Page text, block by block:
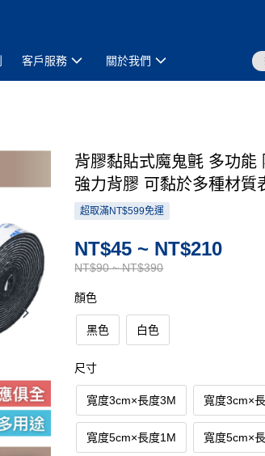
客戶服務 關於我們
背膠黏貼式魔鬼氈 多功能
強力背膠 可黏於多種材質
超取滿NT$599免運
NT$90 ~ NT$390
NT$45 ~ NT$210
顏色
黑色 白色
尺寸
寬度3cm×長度3M 寬度3cm×
寬度5cm×長度1M 寬度5cm×